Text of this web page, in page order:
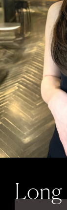
Long